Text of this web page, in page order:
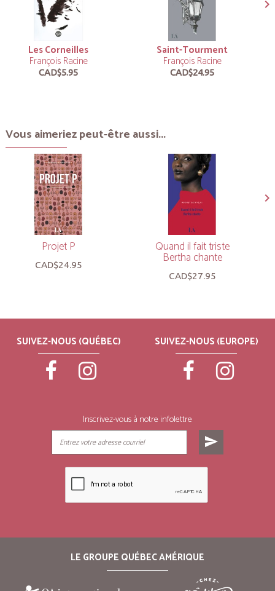
Les Corneilles
François Racine
CAD$5.95
Saint-Tourment
François Racine
CAD$24.95
Vous aimeriez peut-être aussi...
Projet P
CAD$24.95
Quand il fait triste
Bertha chante
CAD$27.95
SUIVEZ-NOUS (QUÉBEC) SUIVEZ-NOUS (EUROPE)
Inscrivez-vous à notre infolettre
send
LE GROUPE QUÉBEC AMÉRIQUE